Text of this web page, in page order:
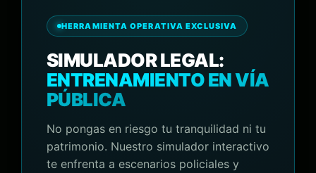
HERRAMIENTA OPERATIVA EXCLUSIVA
SIMULADOR LEGAL:
ENTRENAMIENTO EN VÍA
PÚBLICA
No pongas en riesgo tu tranquilidad ni tu
patrimonio. Nuestro simulador interactivo
te enfrenta a escenarios policiales y